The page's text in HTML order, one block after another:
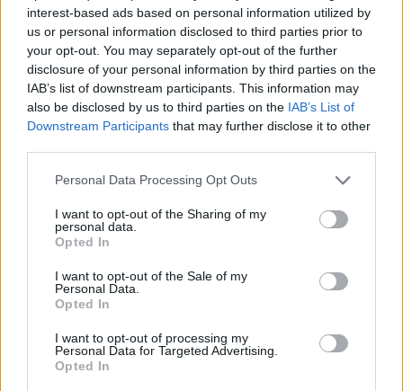
interest-based ads based on personal information utilized by
us or personal information disclosed to third parties prior to
your opt-out. You may separately opt-out of the further
disclosure of your personal information by third parties on the
IAB’s list of downstream participants. This information may
also be disclosed by us to third parties on the IAB’s List of
Downstream Participants that may further disclose it to other
Personal Data Processing Opt Outs
I want to opt-out of the Sharing of my
personal data.
Opted In
I want to opt-out of the Sale of my
Personal Data.
Opted In
I want to opt-out of processing my
Personal Data for Targeted Advertising.
Opted In
να τσεκάρεις την πείνα σου.
shutterstock
7. Μείωσε την ώρα που κάθεσαι:
συνδέεται με ουσιώδη υγιή πλεονεκτήματα. Η καθιστική ζωή
συνδέεται με το βάρος και την παχυσαρκία, ανεξάρτητα από την
φυσική κατάσταση.